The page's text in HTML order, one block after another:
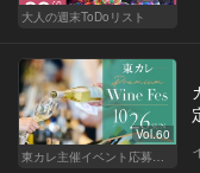
大人の週末ToDoリスト
Vol.60
東カレ主催イベント応募詳細記事一覧